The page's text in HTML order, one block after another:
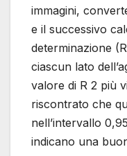
immagini,
e il successivo
determinazione
ciascun lato
valore di R 2 più
riscontrato che
nell’intervallo
indicano una